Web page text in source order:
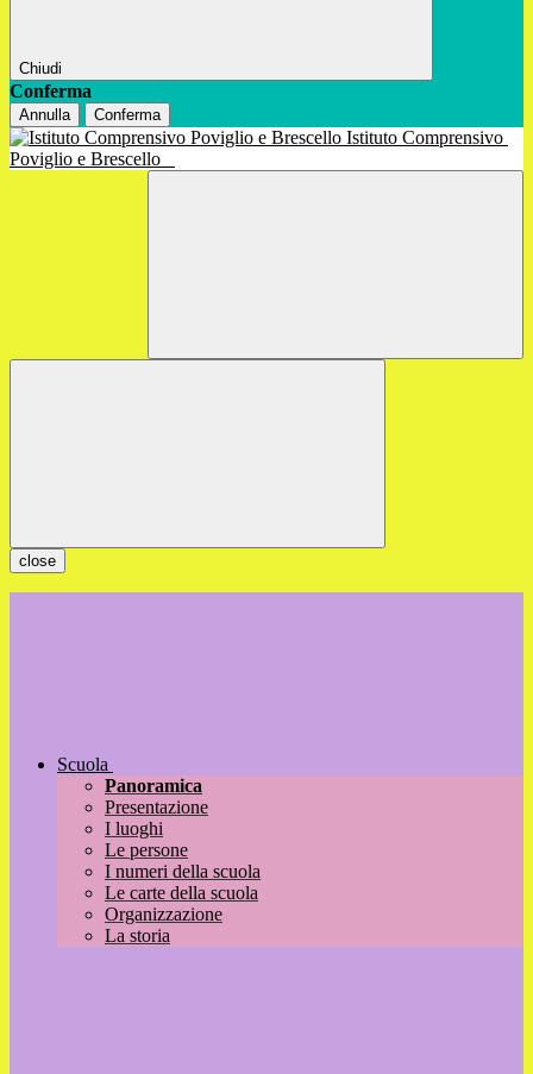
Chiudi
Conferma
Annulla Conferma
Istituto Comprensivo
Poviglio e Brescello
close
Scuola
Panoramica
Presentazione
I luoghi
Le persone
I numeri della scuola
Le carte della scuola
Organizzazione
La storia